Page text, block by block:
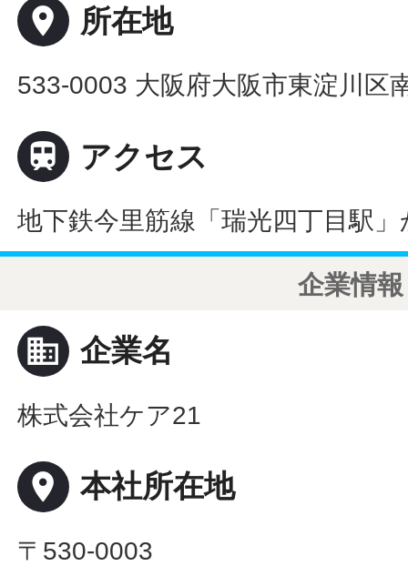
place 所在地
533-0003 大阪府大阪市東淀川区
 アクセス
地下鉄今里筋線「瑞光四丁目駅
企業情報
business 企業名
株式会社ケア21
place 本社所在地
〒530-0003